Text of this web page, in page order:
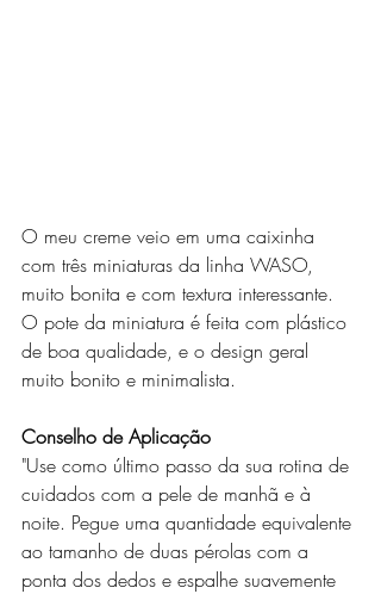
O meu creme veio em uma caixinha
com três miniaturas da linha WASO,
muito bonita e com textura interessante.
O pote da miniatura é feita com plástico
de boa qualidade, e o design geral
muito bonito e minimalista.
Conselho de Aplicação
"Use como último passo da sua rotina de
cuidados com a pele de manhã e à
noite. Pegue uma quantidade equivalente
ao tamanho de duas pérolas com a
ponta dos dedos e espalhe suavemente